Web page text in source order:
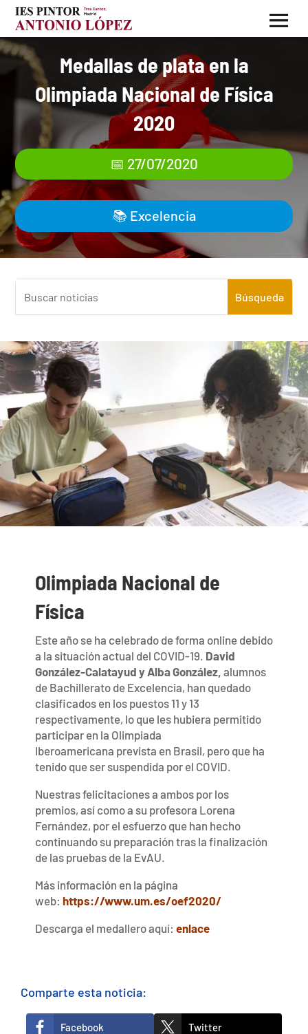
Medallas de plata en la
Olimpiada Nacional de Física
2020
📅 27/07/2020
📚 Excelencia
Olimpiada Nacional de
Física
Este año se ha celebrado de forma online debido
a la situación actual del COVID-19. David
González-Calatayud y Alba González, alumnos
de Bachillerato de Excelencia, han quedado
clasificados en los puestos 11 y 13
respectivamente, lo que les hubiera permitido
participar en la Olimpiada
Iberoamericana prevista en Brasil, pero que ha
tenido que ser suspendida por el COVID.
Nuestras felicitaciones a ambos por los
premios, así como a su profesora Lorena
Fernández, por el esfuerzo que han hecho
continuando su preparación tras la finalización
de las pruebas de la EvAU.
Más información en la página
web: https://www.um.es/oef2020/
Descarga el medallero aquí: enlace
Comparte esta noticia:
Facebook Twitter